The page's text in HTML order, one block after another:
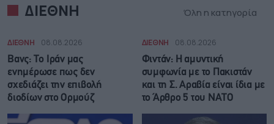
ΔΙΕΘΝΗ Όλη η κατηγορία
ΔΙΕΘΝΗ 08.08.2026
Βανς: Το Ιράν μας
ενημέρωσε πως δεν
σχεδιάζει την επιβολή
διοδίων στο Ορμούζ
ΔΙΕΘΝΗ 08.08.2026
Φιντάν: Η αμυντική
συμφωνία με το Πακιστάν
και τη Σ. Αραβία είναι ίδια με
τo Άρθρο 5 του ΝΑΤΟ